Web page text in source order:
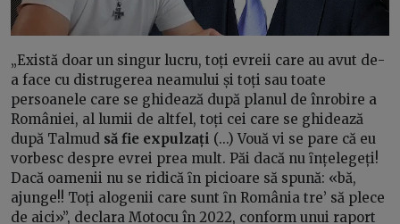
„Există doar un singur lucru, toți evreii care au avut de-
a face cu distrugerea neamului și toți sau toate
persoanele care se ghidează după planul de înrobire a
României, al lumii de altfel, toți cei care se ghidează
după Talmud să fie expulzați (...) Vouă vi se pare că eu
vorbesc despre evrei prea mult. Păi dacă nu ȋnțelegeți!
Dacă oamenii nu se ridică ȋn picioare să spună: «bă,
ajunge!! Toți alogenii care sunt ȋn România tre’ să plece
de aici»”, declara Motocu în 2022, conform unui raport